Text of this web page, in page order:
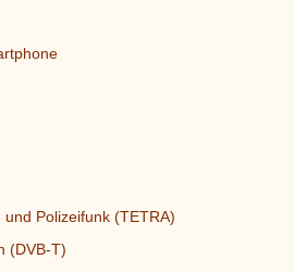
Polizeifunk (TETRA)
(DVB-T)